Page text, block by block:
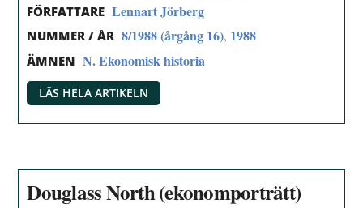
FÖRFATTARE Lennart Jörberg
NUMMER / ÅR 8/1988 (årgång 16), 1988
ÄMNEN N. Ekonomisk historia
LÄS HELA ARTIKELN
Douglass North (ekonomporträtt)